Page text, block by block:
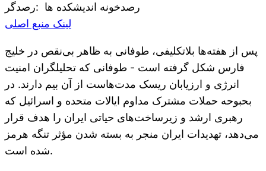
رصدخونه اندیشکده ها :رصدگر
لینک منبع اصلی
پس از هفته‌ها بلاتکلیفی، طوفانی به ظاهر بی‌نقص در خلیج
فارس شکل گرفته است - طوفانی که تحلیلگران امنیت
انرژی و ارزیابان ریسک مدت‌هاست از آن بیم دارند. در
بحبوحه حملات مشترک مداوم ایالات متحده و اسرائیل که
رهبری ارشد و زیرساخت‌های حیاتی ایران را هدف قرار
می‌دهد، تهدیدات ایران منجر به بسته شدن مؤثر تنگه هرمز
شده است.